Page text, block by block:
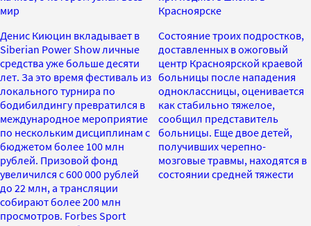
мир
Денис Киюцин вкладывает в
Siberian Power Show личные
средства уже больше десяти
лет. За это время фестиваль из
локального турнира по
бодибилдингу превратился в
международное мероприятие
по нескольким дисциплинам с
бюджетом более 100 млн
рублей. Призовой фонд
увеличился с 600 000 рублей
до 22 млн, а трансляции
собирают более 200 млн
просмотров. Forbes Sport
Красноярске
Состояние троих подростков,
доставленных в ожоговый
центр Красноярской краевой
больницы после нападения
одноклассницы, оценивается
как стабильно тяжелое,
сообщил представитель
больницы. Еще двое детей,
получивших черепно-
мозговые травмы, находятся в
состоянии средней тяжести